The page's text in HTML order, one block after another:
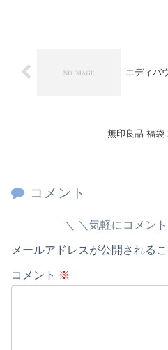
エディバ
無印良品 福袋
コメント
＼気軽にコメン
メールアドレスが公開される
コメント ※